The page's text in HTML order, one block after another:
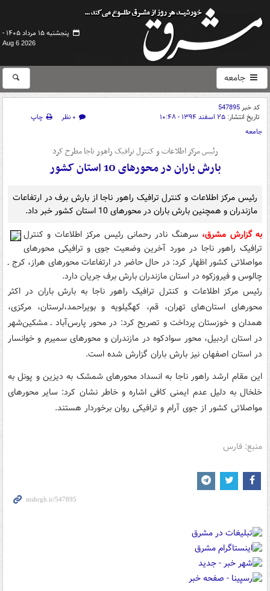
پنجشنبه ۱۵ مرداد ۱۴۰۵ -
Aug 6 2026
جامعه
کد خبر547895
تاریخ انتشار: ۲۵ اسفند ۱۳۹۴ - ۱۰:۴۸ ۰ نظر
چاپ
جامعه
رئیس مرکز اطلاعات و کنترل ترافیک راهور ناجا مطرح کرد
بارش باران در محورهای 10 استان کشور
رئیس مرکز اطلاعات و کنترل ترافیک راهور ناجا از بارش برف در ارتفاعات
مازندران و همچنین بارش باران در محورهای 10 استان کشور خبر داد.
به گزارش مشرق، سرهنگ نادر رحمانی رئیس مرکز اطلاعات و کنترل
ترافیک راهور ناجا در مورد آخرین وضعیت جوی و ترافیکی محورهای
مواصلاتی کشور اظهار کرد: در حال حاضر در ارتفاعات محورهای هراز، کرج ـ
چالوس و فیروزکوه در استان مازندران بارش برف جریان دارد.
رئیس مرکز اطلاعات و کنترل ترافیک راهور ناجا به بارش باران در اکثر
محورهای استان‌های تهران، قم، کهگیلویه و بویراحمد،‌لرستان، مرکزی،
همدان و خوزستان پرداخت و تصریح کرد: در محور پارس‌آباد ـ مشکین‌شهر
در استان اردبیل، محور سوادکوه در مازندران و محورهای سمیرم و خوانسار
در استان اصفهان نیز بارش باران گزارش شده است.
این مقام ارشد راهور ناجا به انسداد محورهای شمشک به دیزین و پونل به
خلخال به دلیل عدم ایمنی کافی اشاره و خاطر نشان کرد: سایر محورهای
مواصلاتی کشور از جوی آرام و ترافیکی روان برخوردار هستند.
منبع: فارس